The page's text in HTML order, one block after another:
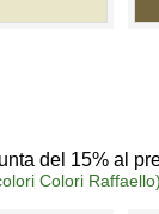
del 15% al
Colori Raffaello)